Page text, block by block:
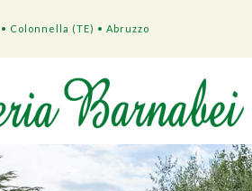
• Colonnella (TE) • Abruzzo